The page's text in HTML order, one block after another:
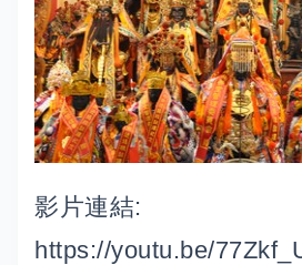
影片連結:
https://youtu.be/